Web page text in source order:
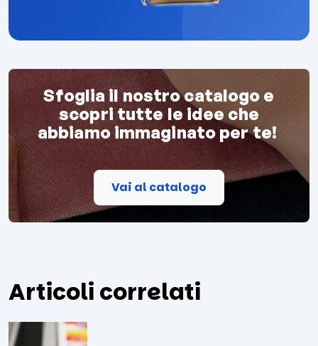
Sfoglia il nostro catalogo e
scopri tutte le idee che
abbiamo immaginato per te!
Vai al catalogo
Articoli correlati